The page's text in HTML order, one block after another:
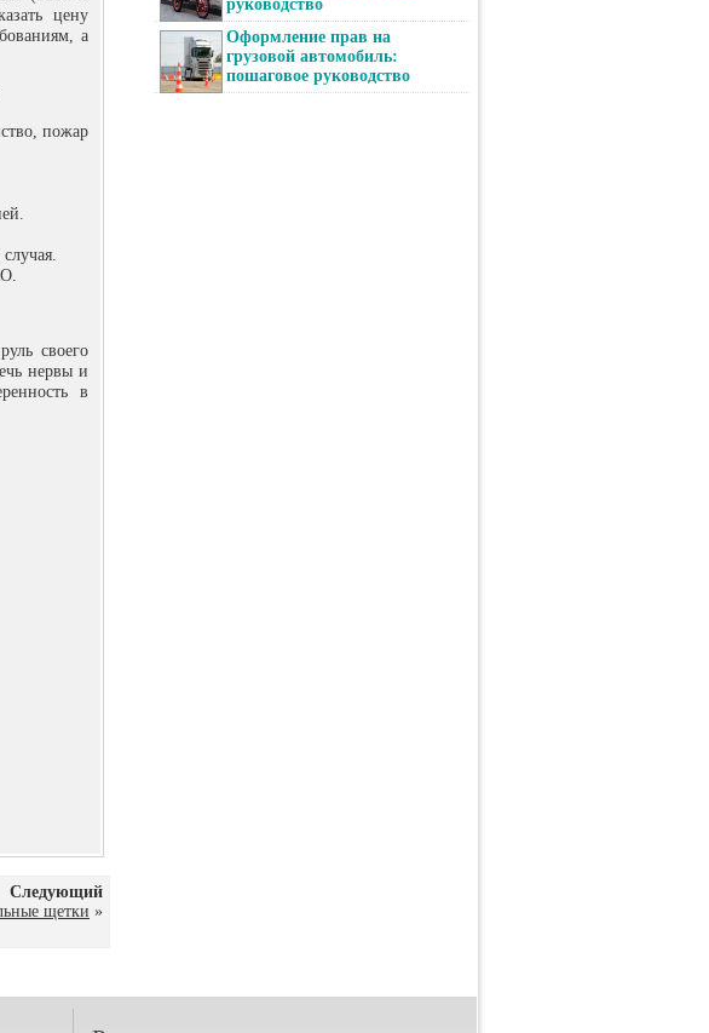
цену
а
пожар
своего
нервы и
в
Следующий
щетки »
руководство
Оформление прав на
грузовой автомобиль:
пошаговое руководство